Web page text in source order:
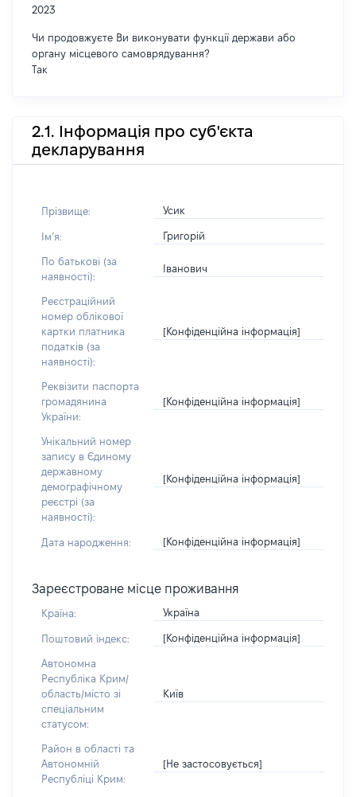
2023
Чи продовжуєте Ви виконувати функції держави або
органу місцевого самоврядування?
Так
2.1. Інформація про суб'єкта
декларування
Прізвище: Усик
Імʼя: Григорій
По батькові (за
наявності):
Іванович
Реєстраційний
номер облікової
картки платника
податків (за
наявності):
[Конфіденційна інформація]
Реквізити паспорта
громадянина
України:
[Конфіденційна інформація]
Унікальний номер
запису в Єдиному
державному
демографічному
реєстрі (за
наявності):
[Конфіденційна інформація]
Дата народження: [Конфіденційна інформація]
Зареєстроване місце проживання
Країна: Україна
Поштовий індекс: [Конфіденційна інформація]
Автономна
Республіка Крим/
область/місто зі
спеціальним
статусом:
Київ
Район в області та
Автономній
Республіці Крим:
[Не застосовується]